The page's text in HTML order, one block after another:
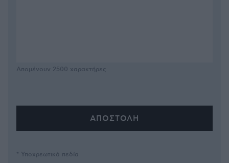
Απομένουν 2500 χαρακτήρες
* Υποχρεωτικά πεδία